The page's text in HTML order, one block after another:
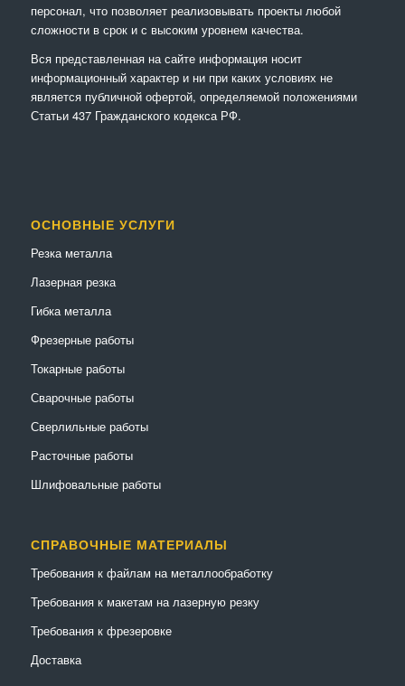
персонал, что позволяет реализовывать проекты любой
сложности в срок и с высоким уровнем качества.
Вся представленная на сайте информация носит
информационный характер и ни при каких условиях не
является публичной офертой, определяемой положениями
Статьи 437 Гражданского кодекса РФ.
ОСНОВНЫЕ УСЛУГИ
Резка металла
Лазерная резка
Гибка металла
Фрезерные работы
Токарные работы
Сварочные работы
Сверлильные работы
Расточные работы
Шлифовальные работы
СПРАВОЧНЫЕ МАТЕРИАЛЫ
Требования к файлам на металлообработку
Требования к макетам на лазерную резку
Требования к фрезеровке
Доставка